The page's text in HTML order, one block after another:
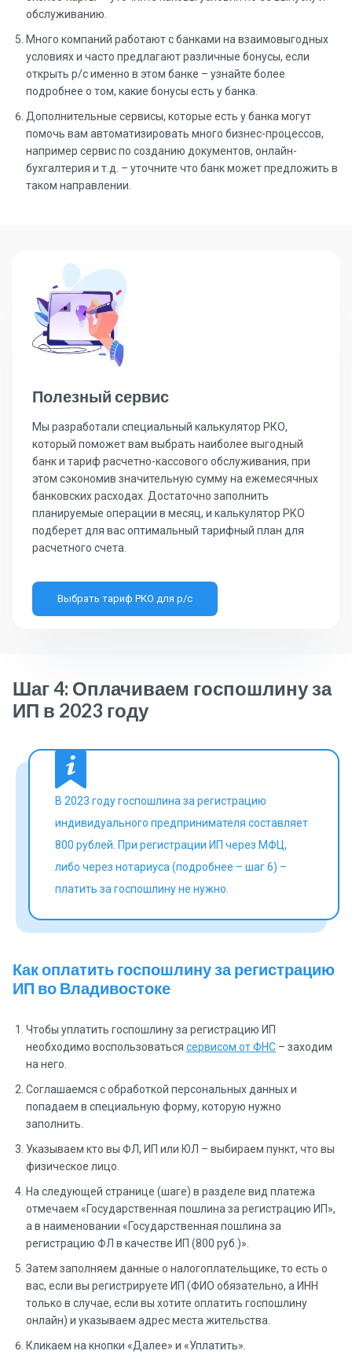
обслуживанию.
Много компаний работают с банками на взаимовыгодных
условиях и часто предлагают различные бонусы, если
открыть р/с именно в этом банке – узнайте более
подробнее о том, какие бонусы есть у банка.
Дополнительные сервисы, которые есть у банка могут
помочь вам автоматизировать много бизнес-процессов,
например сервис по созданию документов, онлайн-
бухгалтерия и т.д. – уточните что банк может предложить в
таком направлении.
Полезный сервис
Мы разработали специальный калькулятор РКО,
который поможет вам выбрать наиболее выгодный
банк и тариф расчетно-кассового обслуживания, при
этом сэкономив значительную сумму на ежемесячных
банковских расходах. Достаточно заполнить
планируемые операции в месяц, и калькулятор РКО
подберет для вас оптимальный тарифный план для
расчетного счета.
Выбрать тариф РКО для р/с
Шаг 4: Оплачиваем госпошлину за
ИП в 2023 году
В 2023 году госпошлина за регистрацию
индивидуального предпринимателя составляет
800 рублей. При регистрации ИП через МФЦ,
либо через нотариуса (подробнее – шаг 6) –
платить за госпошлину не нужно.
Как оплатить госпошлину за регистрацию
ИП во Владивостоке
Чтобы уплатить госпошлину за регистрацию ИП
необходимо воспользоваться сервисом от ФНС – заходим
на него.
Соглашаемся с обработкой персональных данных и
попадаем в специальную форму, которую нужно
заполнить.
Указываем кто вы ФЛ, ИП или ЮЛ – выбираем пункт, что вы
физическое лицо.
На следующей странице (шаге) в разделе вид платежа
отмечаем «Государственная пошлина за регистрацию ИП»,
а в наименовании «Государственная пошлина за
регистрацию ФЛ в качестве ИП (800 руб.)».
Затем заполняем данные о налогоплательщике, то есть о
вас, если вы регистрируете ИП (ФИО обязательно, а ИНН
только в случае, если вы хотите оплатить госпошлину
онлайн) и указываем адрес места жительства.
Кликаем на кнопки «Далее» и «Уплатить».